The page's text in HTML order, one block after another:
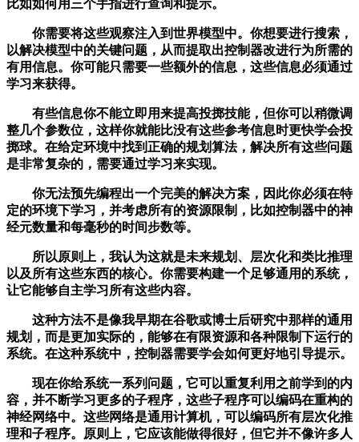
比如如何用三个手指进行查询和提示。
你需要将这些观察注入到世界模型中。你想要进行搜索，
以解决模型中的关键问题，从而提取出控制器改进行为所需的
有用信息。你可能只需要一些额外的信息，这些信息必须通过
学习来获得。
有些信息你不能立即用来提高投掷技能，但你可以稍微调
整几个参数位，这样你就能比没有这些参考信息时更快学会投
掷球。在给定环境中找到正确的规划算法，解决所有这些问题
是非常复杂的，需要通过学习来实现。
你无法预先编程出一个完美的解决方案，因此你必须在特
定的环境下学习，并考虑所有的资源限制，比如控制器中的神
经元数量和每毫秒的时间步数等。
所以原则上，我认为这就是未来规划、层次化和类比推理
以及所有这些东西的核心。你需要构建一个足够通用的系统，
让它能够自主学习所有这些内容。
这种方法不是像我早期在谷歌或博士后研究中那样的通用
规划，而是更加实际的，能够在有限资源和各种限制下运行的
系统。在这种系统中，控制器需要学会如何更好地引导提示。
现在你给系统一系列问题，它可以重复利用之前学到的内
容，并不断学习更多的子程序，这些子程序可以编码在重构的
神经网络中。这些网络是通用计算机，可以编码所有层次化推
理和子程序。原则上，它应该能做得很好，但它并不像许多人